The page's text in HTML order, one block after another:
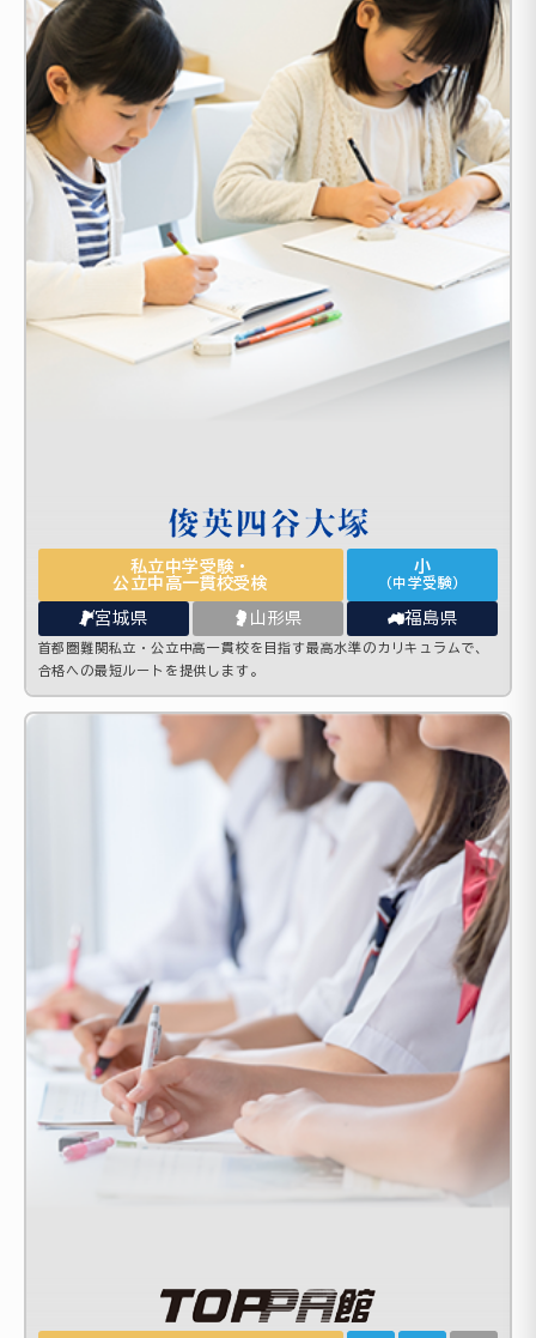
私立中学受験・
公立中高一貫校受検
小
（中学受験）
宮城県 山形県 福島県
首都圏難関私立・公立中高一貫校を目指す最高水準のカリキュラムで、
合格への最短ルートを提供します。